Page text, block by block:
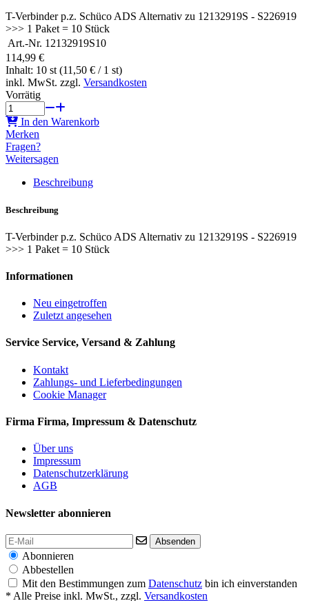
T-Verbinder p.z. Schüco ADS Alternativ zu 12132919S - S226919
>>> 1 Paket = 10 Stück
Art.-Nr. 12132919S10
114,99 €
Inhalt: 10 st (11,50 € / 1 st)
inkl. MwSt. zzgl. Versandkosten
Vorrätig
In den Warenkorb
Merken
Fragen?
Weitersagen
Beschreibung
Beschreibung
T-Verbinder p.z. Schüco ADS Alternativ zu 12132919S - S226919
>>> 1 Paket = 10 Stück
Informationen
Neu eingetroffen
Zuletzt angesehen
Service Service, Versand & Zahlung
Kontakt
Zahlungs- und Lieferbedingungen
Cookie Manager
Firma Firma, Impressum & Datenschutz
Über uns
Impressum
Datenschutzerklärung
AGB
Newsletter abonnieren
Absenden
Abonnieren
Abbestellen
Mit den Bestimmungen zum Datenschutz bin ich einverstanden
* Alle Preise inkl. MwSt., zzgl. Versandkosten